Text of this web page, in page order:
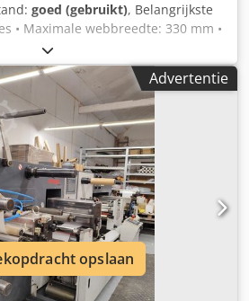
goed (gebruikt), Belangrijkste
• Maximale webbreedte: 330 mm •
200 m/min • Maximale
min (100% inspectie) • Maximale
mm • Maximale diameter oprolrol:
76 mm (pneumatisch
0,5 – 10 kg,
webgelei (Fife met
& Afwerking • Scheermes snij-
ondermessen inbegrepen •
van 0,05 mm • Geïntegreerde
hechteenheid • Geïntegreerde
Inspectiesysteem fleyeVision
• Matrixcamera (1380 x 1040
• Detectie van drukfouten zoals
registerafwijking, vlekken,
Advertentie
opslaan